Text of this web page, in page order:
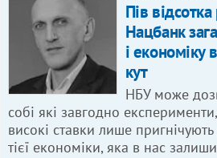
Пів відсотка
Нацбанк
і економіку
кут
НБУ може
собі які завгодно
високі ставки лише
тієї економіки, яка в нас